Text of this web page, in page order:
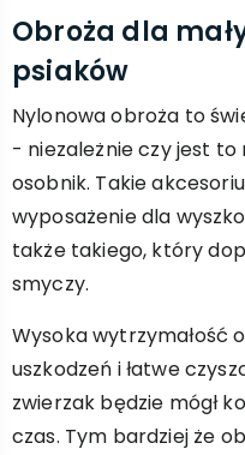
Obroża dla
psiaków
Nylonowa obroża to
- niezależnie czy jest to
osobnik. Takie
wyposażenie dla
także takiego, który
smyczy.
Wysoka wytrzymałość
uszkodzeń i łatwe
zwierzak będzie mógł
czas. Tym bardziej że